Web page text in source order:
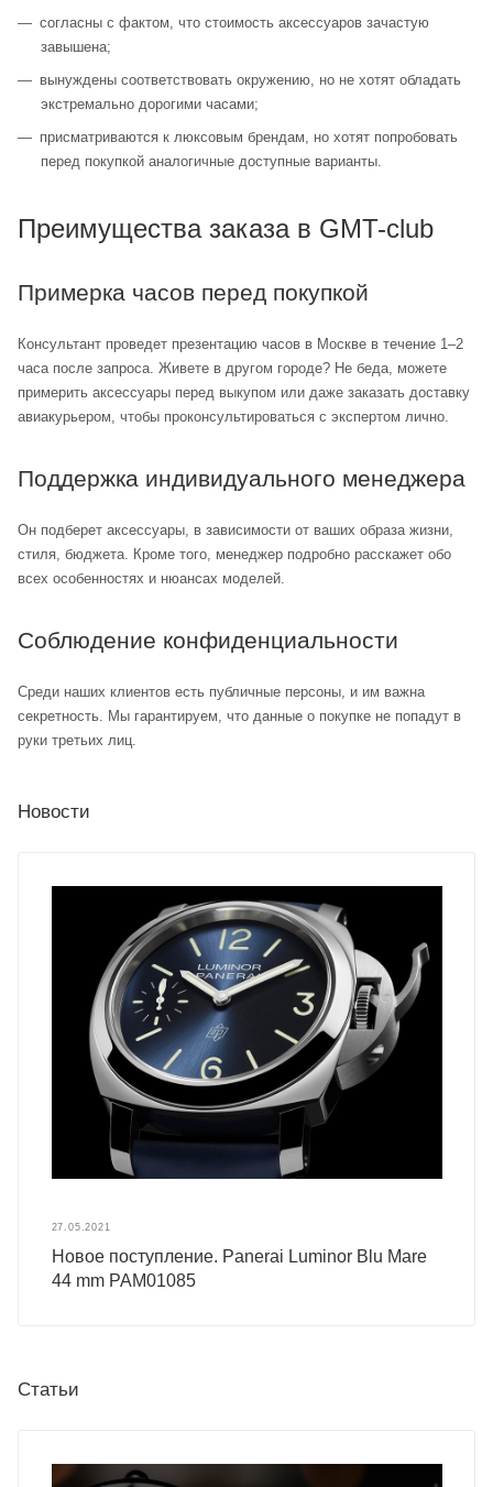
согласны с фактом, что стоимость аксессуаров зачастую
завышена;
вынуждены соответствовать окружению, но не хотят обладать
экстремально дорогими часами;
присматриваются к люксовым брендам, но хотят попробовать
перед покупкой аналогичные доступные варианты.
Преимущества заказа в GMT-club
Примерка часов перед покупкой
Консультант проведет презентацию часов в Москве в течение 1–2
часа после запроса. Живете в другом городе? Не беда, можете
примерить аксессуары перед выкупом или даже заказать доставку
авиакурьером, чтобы проконсультироваться с экспертом лично.
Поддержка индивидуального менеджера
Он подберет аксессуары, в зависимости от ваших образа жизни,
стиля, бюджета. Кроме того, менеджер подробно расскажет обо
всех особенностях и нюансах моделей.
Соблюдение конфиденциальности
Среди наших клиентов есть публичные персоны, и им важна
секретность. Мы гарантируем, что данные о покупке не попадут в
руки третьих лиц.
Новости
27.05.2021
Новое поступление. Panerai Luminor Blu Mare
44 mm PAM01085
Статьи